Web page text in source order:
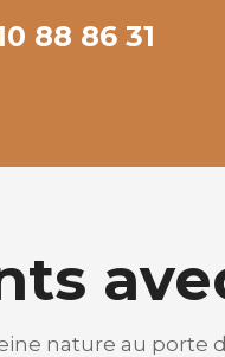
88 86 31
nature au porte